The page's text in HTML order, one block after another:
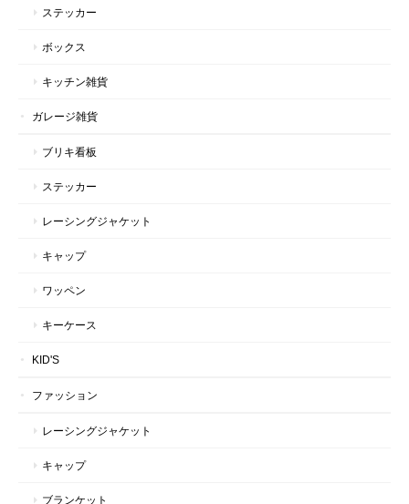
ステッカー
ボックス
キッチン雑貨
ガレージ雑貨
ブリキ看板
ステッカー
レーシングジャケット
キャップ
ワッペン
キーケース
KID'S
ファッション
レーシングジャケット
キャップ
ブランケット